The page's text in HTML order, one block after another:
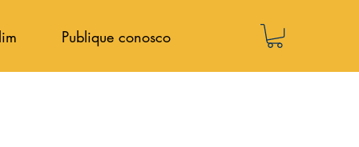
Publique conosco